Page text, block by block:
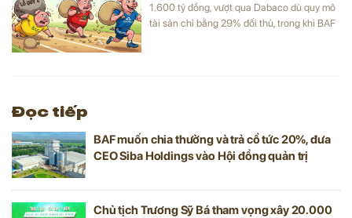
1.600 tỷ đồng, vượt qua Dabaco dù quy mô
tài sản chỉ bằng 29% đối thủ, trong khi BAF
Đọc tiếp
BAF muốn chia thưởng và trả cổ tức 20%, đưa
CEO Siba Holdings vào Hội đồng quản trị
Chủ tịch Trương Sỹ Bá tham vọng xây 20.000